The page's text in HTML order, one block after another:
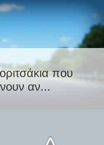
που
αν...